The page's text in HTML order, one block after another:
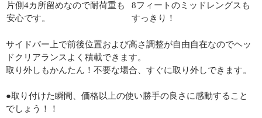
片側4カ所留めなので耐荷重も
安心です。
8フィートのミッドレングスも
すっきり！
サイドバー上で前後位置および高さ調整が自由自在なのでヘッ
ドクリアランスよく積載できます。
取り外しもかんたん！不要な場合、すぐに取り外しできます。
●取り付けた瞬間、価格以上の使い勝手の良さに感動すること
でしょう！！